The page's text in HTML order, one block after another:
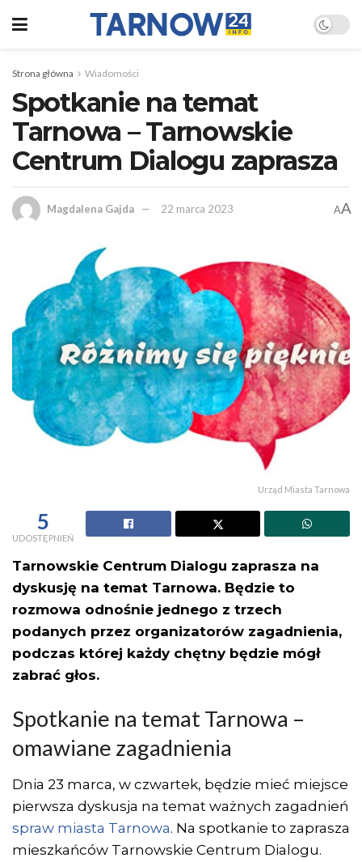
Strona główna Wiadomości
Spotkanie na temat
Tarnowa – Tarnowskie
Centrum Dialogu zaprasza
Magdalena Gajda 22 marca 2023 AA
Urząd Miasta Tarnowa
5
UDOSTĘPNIEŃ
Tarnowskie Centrum Dialogu zaprasza na
dyskusję na temat Tarnowa. Będzie to
rozmowa odnośnie jednego z trzech
podanych przez organizatorów zagadnienia,
podczas której każdy chętny będzie mógł
zabrać głos.
Spotkanie na temat Tarnowa –
omawiane zagadnienia
Dnia 23 marca, w czwartek, będzie mieć miejsce
pierwsza dyskusja na temat ważnych zagadnień
spraw miasta Tarnowa. Na spotkanie to zaprasza
mieszkańców Tarnowskie Centrum Dialogu.